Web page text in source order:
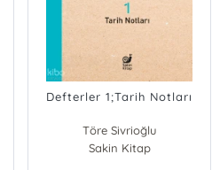
Defterler 1;Tarih Notları
Töre Sivrioğlu
Sakin Kitap